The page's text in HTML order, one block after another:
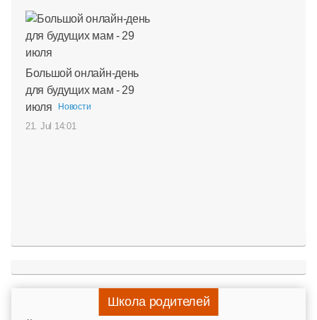
Большой онлайн-день
для будущих мам - 29
июля
Новости
21. Jul 14:01
Школа родителей